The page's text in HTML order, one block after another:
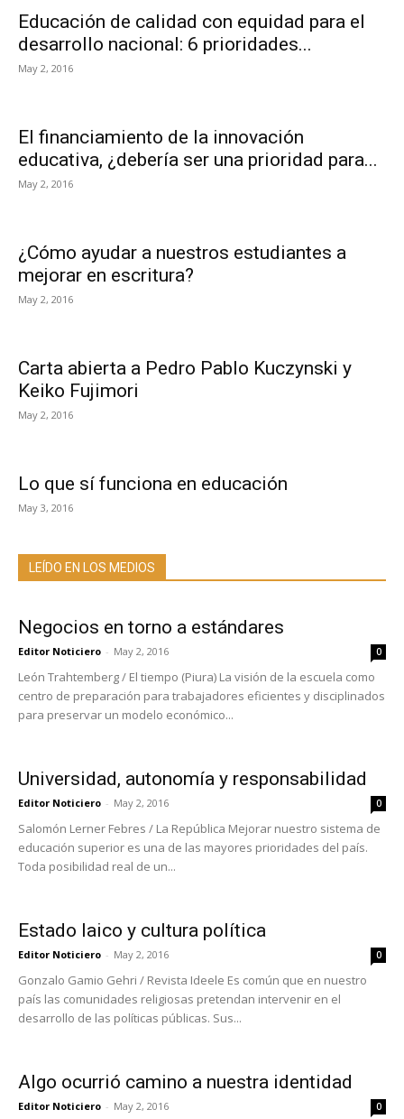
Educación de calidad con equidad para el
desarrollo nacional: 6 prioridades...
May 2, 2016
El financiamiento de la innovación
educativa, ¿debería ser una prioridad para...
May 2, 2016
¿Cómo ayudar a nuestros estudiantes a
mejorar en escritura?
May 2, 2016
Carta abierta a Pedro Pablo Kuczynski y
Keiko Fujimori
May 2, 2016
Lo que sí funciona en educación
May 3, 2016
LEÍDO EN LOS MEDIOS
Negocios en torno a estándares
Editor Noticiero - May 2, 2016 0
León Trahtemberg / El tiempo (Piura) La visión de la escuela como
centro de preparación para trabajadores eficientes y disciplinados
para preservar un modelo económico...
Universidad, autonomía y responsabilidad
Editor Noticiero - May 2, 2016 0
Salomón Lerner Febres / La República Mejorar nuestro sistema de
educación superior es una de las mayores prioridades del país.
Toda posibilidad real de un...
Estado laico y cultura política
Editor Noticiero - May 2, 2016 0
Gonzalo Gamio Gehri / Revista Ideele Es común que en nuestro
país las comunidades religiosas pretendan intervenir en el
desarrollo de las políticas públicas. Sus...
Algo ocurrió camino a nuestra identidad
Editor Noticiero - May 2, 2016 0